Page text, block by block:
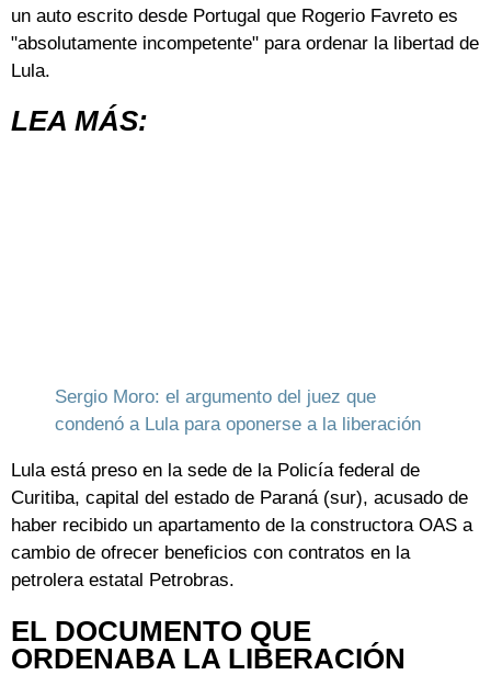
un auto escrito desde Portugal que Rogerio Favreto es
"absolutamente incompetente" para ordenar la libertad de
Lula.
LEA MÁS:
Sergio Moro: el argumento del juez que
condenó a Lula para oponerse a la liberación
Lula está preso en la sede de la Policía federal de
Curitiba, capital del estado de Paraná (sur), acusado de
haber recibido un apartamento de la constructora OAS a
cambio de ofrecer beneficios con contratos en la
petrolera estatal Petrobras.
EL DOCUMENTO QUE
ORDENABA LA LIBERACIÓN